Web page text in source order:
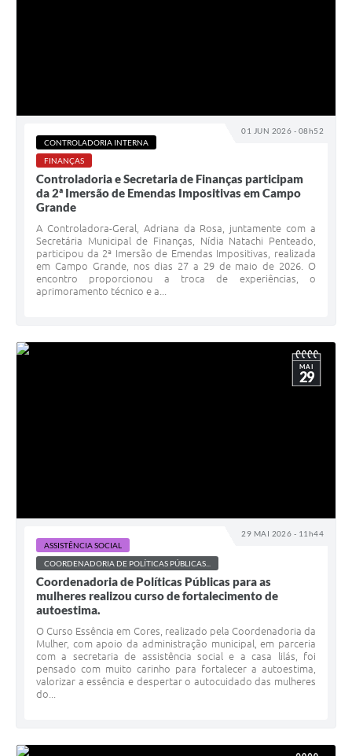
01 JUN 2026 - 08h52
CONTROLADORIA INTERNA
FINANÇAS
Controladoria e Secretaria de Finanças participam
da 2ª Imersão de Emendas Impositivas em Campo
Grande
A Controladora-Geral, Adriana da Rosa, juntamente com a
Secretária Municipal de Finanças, Nídia Natachi Penteado,
participou da 2ª Imersão de Emendas Impositivas, realizada
em Campo Grande, nos dias 27 a 29 de maio de 2026. O
encontro proporcionou a troca de experiências, o
aprimoramento técnico e a...
29 MAI 2026 - 11h44
MAI
29
ASSISTÊNCIA SOCIAL
COORDENADORIA DE POLÍTICAS PÚBLICAS...
Coordenadoria de Políticas Públicas para as
mulheres realizou curso de fortalecimento de
autoestima.
O Curso Essência em Cores, realizado pela Coordenadoria da
Mulher, com apoio da administração municipal, em parceria
com a secretaria de assistência social e a casa lilás, foi
pensado com muito carinho para fortalecer a autoestima,
valorizar a essência e despertar o autocuidado das mulheres
do...